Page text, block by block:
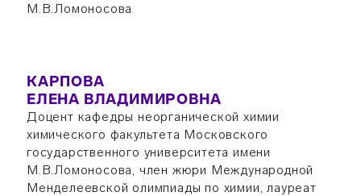
М.В.Ломоносова
КАРПОВА
ЕЛЕНА ВЛАДИМИРОВНА
Доцент кафедры неорганической химии
химического факультета Московского
государственного университета имени
М.В.Ломоносова, член жюри Международной
Менделеевской олимпиады по химии, лауреат